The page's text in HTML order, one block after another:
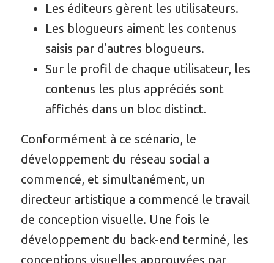
Les éditeurs gèrent les utilisateurs.
Les blogueurs aiment les contenus
saisis par d'autres blogueurs.
Sur le profil de chaque utilisateur, les
contenus les plus appréciés sont
affichés dans un bloc distinct.
Conformément à ce scénario, le
développement du réseau social a
commencé, et simultanément, un
directeur artistique a commencé le travail
de conception visuelle. Une fois le
développement du back-end terminé, les
conceptions visuelles approuvées par